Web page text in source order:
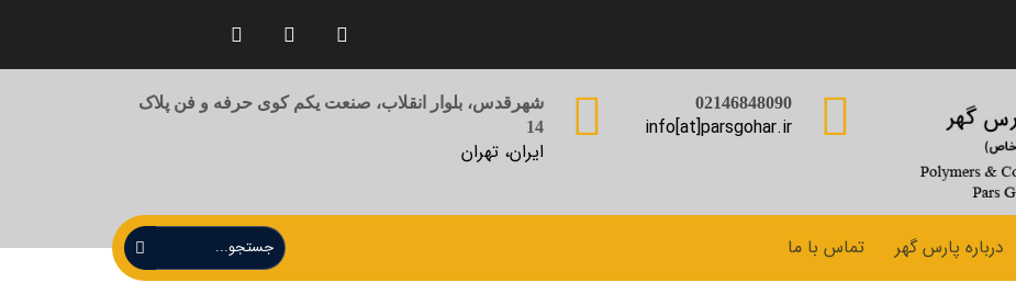
02146848090
info[at]parsgohar.ir
شهرقدس، بلوار انقلاب، صنعت یکم کوی حرفه و فن پلاک
14
ایران، تهران
درباره پارس گهر تماس با ما